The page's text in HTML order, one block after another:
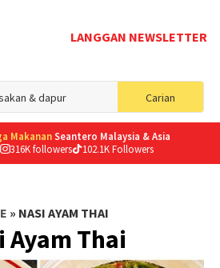
LANGGAN NEWSLETTER
Carian
for:
MakananSeantero Malaysia & Asia
316K followers 102.1K Followers
» NASI AYAM THAI
Ayam Thai